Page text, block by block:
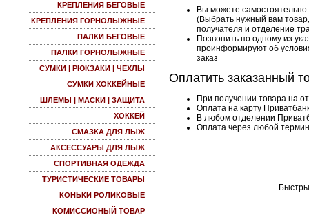
КРЕПЛЕНИЯ БЕГОВЫЕ
КРЕПЛЕНИЯ ГОРНОЛЫЖНЫЕ
ПАЛКИ БЕГОВЫЕ
ПАЛКИ ГОРНОЛЫЖНЫЕ
СУМКИ | РЮКЗАКИ | ЧЕХЛЫ
СУМКИ ХОККЕЙНЫЕ
ШЛЕМЫ | МАСКИ | ЗАЩИТА
ХОККЕЙ
СМАЗКА ДЛЯ ЛЫЖ
АКСЕССУАРЫ ДЛЯ ЛЫЖ
СПОРТИВНАЯ ОДЕЖДА
ТУРИСТИЧЕСКИЕ ТОВАРЫ
КОНЬКИ РОЛИКОВЫЕ
КОМИССИОНЫЙ ТОВАР
Вы можете
(Выбрать нужный вам
получателя и отделение
Позвонить по одному из
проинформируют об
заказ
Оплатить заказанный
При получении товара на
Оплата на карту
В любом отделении
Оплата через любой